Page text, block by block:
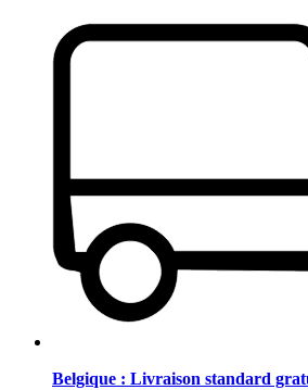
Belgique : Livraison standard